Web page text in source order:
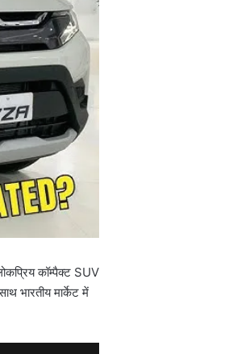
कॉम्पैक्ट SUV
भारतीय मार्केट में